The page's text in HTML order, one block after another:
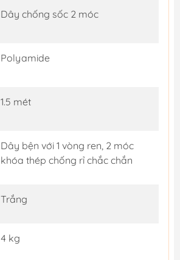
Dây chống sốc 2 móc
Polyamide
1.5 mét
Dây bện với 1 vòng ren, 2 móc
khóa thép chống rỉ chắc chắn
Trắng
4 kg